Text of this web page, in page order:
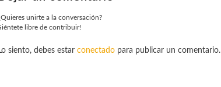
unirte a la conversación?
libre de contribuir!
Lo siento, debes estar conectadopara publicar un comentario.